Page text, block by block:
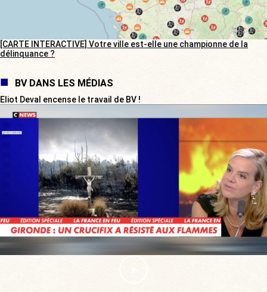
[CARTE INTERACTIVE] Votre ville est-elle une championne de la
délinquance ?
BV DANS LES MÉDIAS
Eliot Deval encense le travail de BV !